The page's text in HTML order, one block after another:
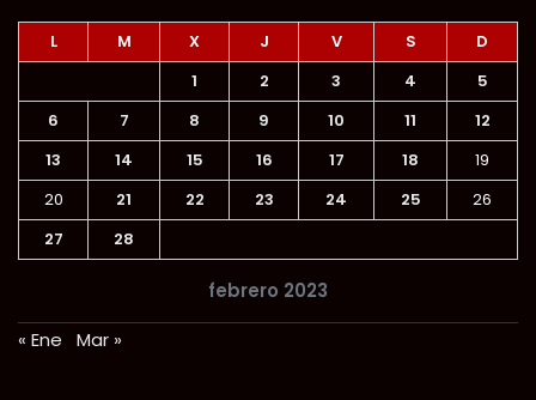
febrero 2023
L M X J V S
D
1
2 3 4
5
6
7 8 9 10 11
12
13
14 15 16 17 18
19
20
21 22 23 24 25
26
27
28
« Ene Mar »